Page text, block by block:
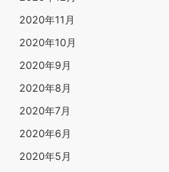
2020年11月
2020年10月
2020年9月
2020年8月
2020年7月
2020年6月
2020年5月